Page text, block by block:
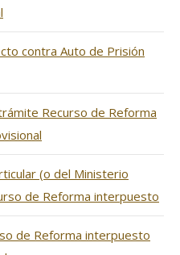
contra Auto de Prisión
Recurso de Reforma
(o del Ministerio
de Reforma interpuesto
de Reforma interpuesto